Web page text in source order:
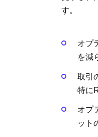
す。
オプ
を減
取引
特に
オプ
ット